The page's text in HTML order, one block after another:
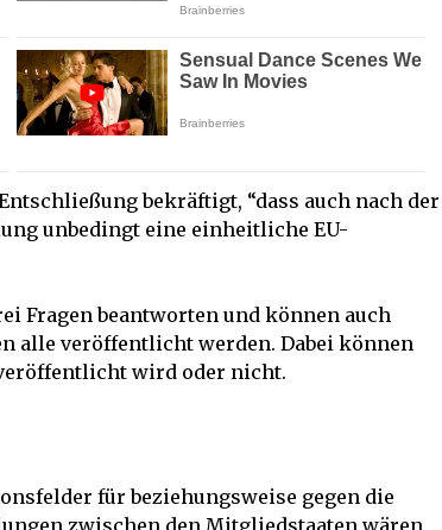
bekräftigt, “dass auch nach der
unbedingt eine einheitliche EU-
Fragen beantworten und können auch
alle veröffentlicht werden. Dabei können
wird oder nicht.
für beziehungsweise gegen die